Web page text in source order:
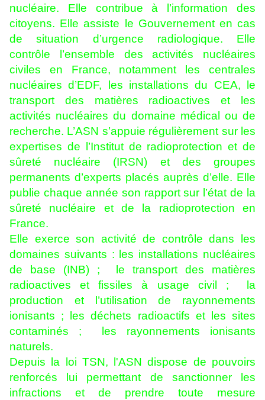
nucléaire. Elle contribue à l’information des
citoyens. Elle assiste le Gouvernement en cas
de situation d’urgence radiologique. Elle
contrôle l’ensemble des activités nucléaires
civiles en France, notamment les centrales
nucléaires d’EDF, les installations du CEA, le
transport des matières radioactives et les
activités nucléaires du domaine médical ou de
recherche. L’ASN s’appuie régulièrement sur les
expertises de l’Institut de radioprotection et de
sûreté nucléaire (IRSN) et des groupes
permanents d’experts placés auprès d’elle. Elle
publie chaque année son rapport sur l’état de la
sûreté nucléaire et de la radioprotection en
France.
Elle exerce son activité de contrôle dans les
domaines suivants : les installations nucléaires
de base (INB) ; le transport des matières
radioactives et fissiles à usage civil ; la
production et l’utilisation de rayonnements
ionisants ; les déchets radioactifs et les sites
contaminés ; les rayonnements ionisants
naturels.
Depuis la loi TSN, l'ASN dispose de pouvoirs
renforcés lui permettant de sanctionner les
infractions et de prendre toute mesure